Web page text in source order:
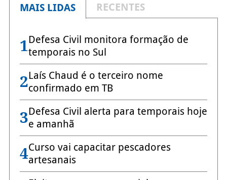
MAIS LIDAS
RECENTES
1Defesa Civil monitora formação de
temporais no Sul
2Laís Chaud é o terceiro nome
confirmado em TB
3Defesa Civil alerta para temporais hoje
e amanhã
4Curso vai capacitar pescadores
artesanais